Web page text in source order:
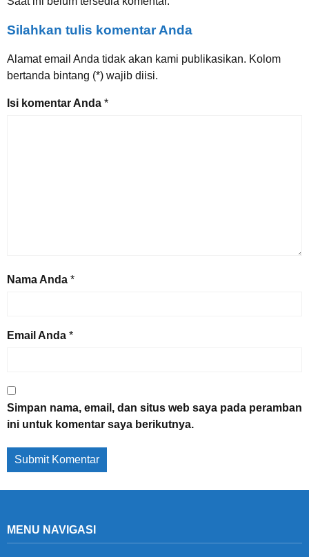
Silahkan tulis komentar Anda
Alamat email Anda tidak akan kami publikasikan. Kolom
bertanda bintang (*) wajib diisi.
Isi komentar Anda *
Nama Anda *
Email Anda *
Simpan nama, email, dan situs web saya pada peramban
ini untuk komentar saya berikutnya.
MENU NAVIGASI